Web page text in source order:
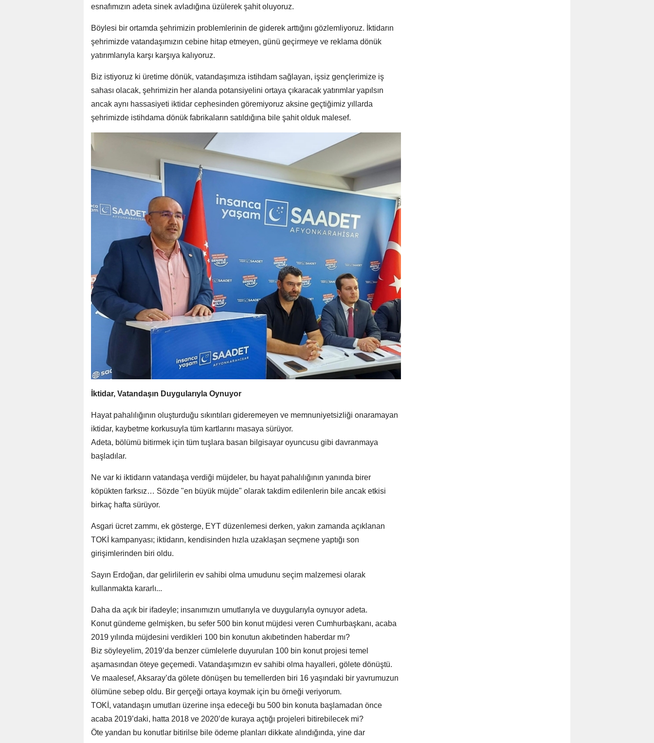
esnafımızın adeta sinek avladığına üzülerek şahit oluyoruz.
Böylesi bir ortamda şehrimizin problemlerinin de giderek arttığını gözlemliyoruz. İktidarın
şehrimizde vatandaşımızın cebine hitap etmeyen, günü geçirmeye ve reklama dönük
yatırımlarıyla karşı karşıya kalıyoruz.
Biz istiyoruz ki üretime dönük, vatandaşımıza istihdam sağlayan, işsiz gençlerimize iş
sahası olacak, şehrimizin her alanda potansiyelini ortaya çıkaracak yatırımlar yapılsın
ancak aynı hassasiyeti iktidar cephesinden göremiyoruz aksine geçtiğimiz yıllarda
şehrimizde istihdama dönük fabrikaların satıldığına bile şahit olduk malesef.
İktidar, Vatandaşın Duygularıyla Oynuyor
Hayat pahalılığının oluşturduğu sıkıntıları gideremeyen ve memnuniyetsizliği onaramayan
iktidar, kaybetme korkusuyla tüm kartlarını masaya sürüyor.
Adeta, bölümü bitirmek için tüm tuşlara basan bilgisayar oyuncusu gibi davranmaya
başladılar.
Ne var ki iktidarın vatandaşa verdiği müjdeler, bu hayat pahalılığının yanında birer
köpükten farksız… Sözde "en büyük müjde" olarak takdim edilenlerin bile ancak etkisi
birkaç hafta sürüyor.
Asgari ücret zammı, ek gösterge, EYT düzenlemesi derken, yakın zamanda açıklanan
TOKİ kampanyası; iktidarın, kendisinden hızla uzaklaşan seçmene yaptığı son
girişimlerinden biri oldu.
Sayın Erdoğan, dar gelirlilerin ev sahibi olma umudunu seçim malzemesi olarak
kullanmakta kararlı...
Daha da açık bir ifadeyle; insanımızın umutlarıyla ve duygularıyla oynuyor adeta.
Konut gündeme gelmişken, bu sefer 500 bin konut müjdesi veren Cumhurbaşkanı, acaba
2019 yılında müjdesini verdikleri 100 bin konutun akıbetinden haberdar mı?
Biz söyleyelim, 2019’da benzer cümlelerle duyurulan 100 bin konut projesi temel
aşamasından öteye geçemedi. Vatandaşımızın ev sahibi olma hayalleri, gölete dönüştü.
Ve maalesef, Aksaray’da gölete dönüşen bu temellerden biri 16 yaşındaki bir yavrumuzun
ölümüne sebep oldu. Bir gerçeği ortaya koymak için bu örneği veriyorum.
TOKİ, vatandaşın umutları üzerine inşa edeceği bu 500 bin konuta başlamadan önce
acaba 2019’daki, hatta 2018 ve 2020’de kuraya açtığı projeleri bitirebilecek mi?
Öte yandan bu konutlar bitirilse bile ödeme planları dikkate alındığında, yine dar